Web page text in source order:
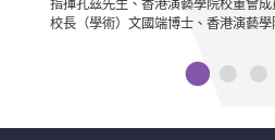
校長（學術）文國端博士、香港演藝